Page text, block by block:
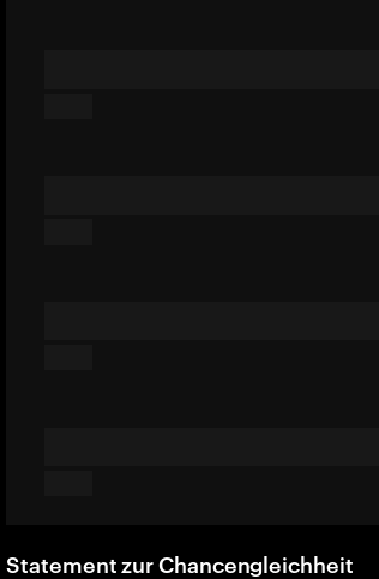
Statement zur Chancengleichheit